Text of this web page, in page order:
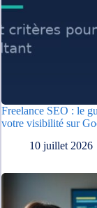
Freelance SEO : le
votre visibilité sur
10 juillet 2026